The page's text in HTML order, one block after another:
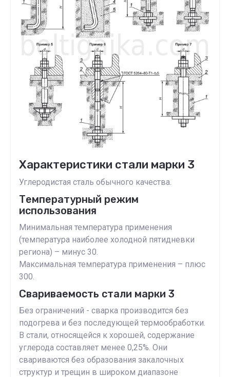
Характеристики стали марки 3
Углеродистая сталь обычного качества.
Температурный режим
использования
Минимальная температура применения
(температура наиболее холодной пятидневки
региона) – минус 30.
Максимальная температура применения – плюс
300.
Свариваемость стали марки 3
Без ограничений - сварка производится без
подогрева и без последующей термообработки.
В стали, относящейся к хорошей, содержание
углерода составляет менее 0,25%. Они
свариваются без образования закалочных
структур и трещин в широком диапазоне